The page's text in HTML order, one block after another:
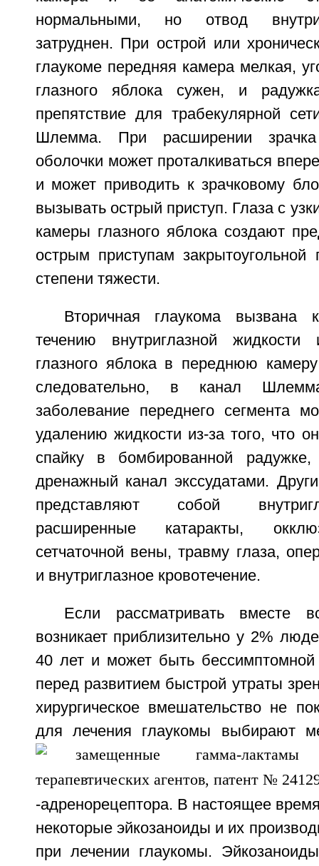
нормальными, но отвод
затруднен. При острой или
глаукоме передняя камера мелкая,
глазного яблока сужен, и
препятствие для трабекулярной
Шлемма. При расширении
оболочки может проталкиваться
и может приводить к зрачковому
вызывать острый приступ. Глаза с
камеры глазного яблока создают
острым приступам закрытоугольной
степени тяжести.
Вторичная глаукома вызвана
течению внутриглазной
глазного яблока в переднюю
следовательно, в канал
заболевание переднего сегмента
удалению жидкости из-за того, что
спайку в бомбированной
дренажный канал экссудатами.
представляют собой
расширенные катаракты,
сетчаточной вены, травму глаза,
и внутриглазное кровотечение.
Если рассматривать вместе
возникает приблизительно у 2%
40 лет и может быть
перед развитием быстрой утраты
хирургическое вмешательство не
для лечения глаукомы выбирают
-адренорецептора. В настоящее
некоторые эйкозаноиды и их
при лечении глаукомы.